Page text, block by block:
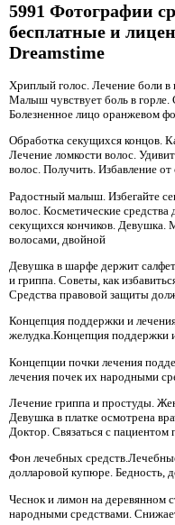
5991 Фотографии
бесплатные и
Dreamstime
Хриплый голос. Лечение боли в
Малыш чувствует боль в горле.
Болезненное лицо оранжевом
Обработка секущихся концов.
Лечение ломкости волос.
волос. Получить. Избавление
Радостный малыш. Избегайте
волос. Косметические средства
секущихся кончиков.
волосами, двойной
Девушка в шарфе держит
и гриппа. Советы, как
Средства правовой защиты
Концепция поддержки и
желудка.Концепция поддержки
Концепции почки лечения
лечения почек их народными
Лечение гриппа и простуды.
Девушка в платке осмотрена
Доктор. Связаться с пациентом
Фон лечебных
долларовой купюре. Бедность,
Чеснок и лимон на деревянном
народными средствами.